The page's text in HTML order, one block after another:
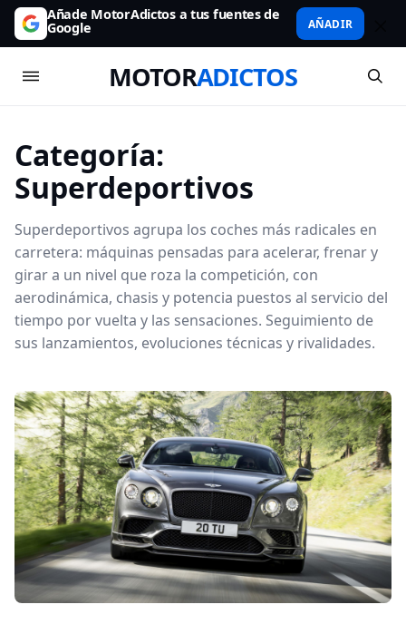
Añade MotorAdictos a tus fuentes de
Google AÑADIR
MOTORADICTOS
Categoría:
Superdeportivos
Superdeportivos agrupa los coches más radicales en
carretera: máquinas pensadas para acelerar, frenar y
girar a un nivel que roza la competición, con
aerodinámica, chasis y potencia puestos al servicio del
tiempo por vuelta y las sensaciones. Seguimiento de
sus lanzamientos, evoluciones técnicas y rivalidades.